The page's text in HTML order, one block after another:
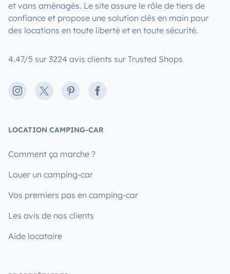
et vans aménagés. Le site assure le rôle de tiers de
confiance et propose une solution clés en main pour
des locations en toute liberté et en toute sécurité.
4.47/5 sur 3224 avis clients sur Trusted Shops
Instagram
X PinterestFacebook
LOCATION CAMPING-CAR
Comment ça marche ?
Louer un camping-car
Vos premiers pas en camping-car
Les avis de nos clients
Aide locataire